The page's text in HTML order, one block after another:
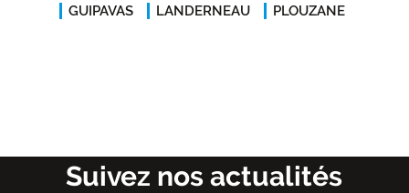
GUIPAVAS
LANDERNEAU PLOUZANE
Suivez nos actualités